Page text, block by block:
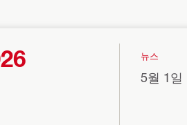
뉴스
5월 1일